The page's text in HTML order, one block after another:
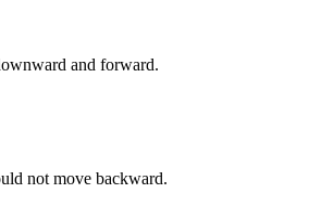
and forward.
not move backward.